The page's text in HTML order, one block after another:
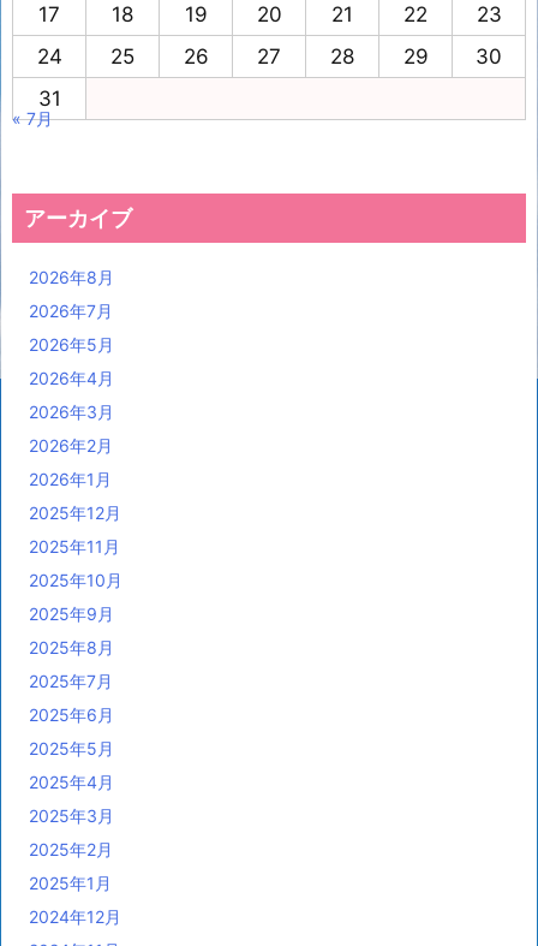
17
18 19 20 21 22
23
24
25 26 27 28 29
30
31
« 7月
アーカイブ
2026年8月
2026年7月
2026年5月
2026年4月
2026年3月
2026年2月
2026年1月
2025年12月
2025年11月
2025年10月
2025年9月
2025年8月
2025年7月
2025年6月
2025年5月
2025年4月
2025年3月
2025年2月
2025年1月
2024年12月